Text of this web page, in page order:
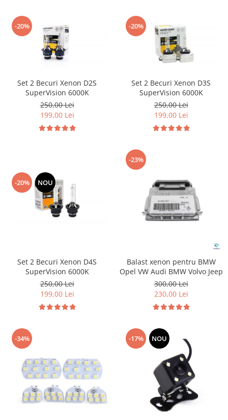
-20%
Set 2 Becuri Xenon D2S
SuperVision 6000K
250,00 Lei
199,00 Lei
-20%
Set 2 Becuri Xenon D3S
SuperVision 6000K
250,00 Lei
199,00 Lei
-20% NOU
Set 2 Becuri Xenon D4S
SuperVision 6000K
250,00 Lei
199,00 Lei
-23%
Balast xenon pentru BMW
Opel VW Audi BMW Volvo Jeep
300,00 Lei
230,00 Lei
-34% -17% NOU